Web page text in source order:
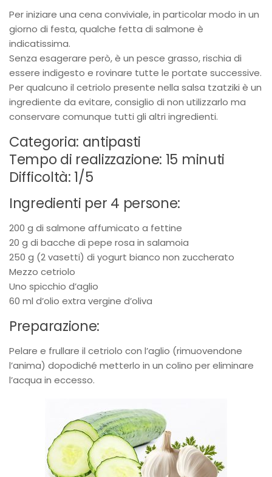
Per iniziare una cena conviviale, in particolar modo in un
giorno di festa, qualche fetta di salmone è
indicatissima.
Senza esagerare però, è un pesce grasso, rischia di
essere indigesto e rovinare tutte le portate successive.
Per qualcuno il cetriolo presente nella salsa tzatziki è un
ingrediente da evitare, consiglio di non utilizzarlo ma
conservare comunque tutti gli altri ingredienti.
Categoria: antipasti
Tempo di realizzazione: 15 minuti
Difficoltà: 1/5
Ingredienti per 4 persone:
200 g di salmone affumicato a fettine
20 g di bacche di pepe rosa in salamoia
250 g (2 vasetti) di yogurt bianco non zuccherato
Mezzo cetriolo
Uno spicchio d’aglio
60 ml d’olio extra vergine d’oliva
Preparazione:
Pelare e frullare il cetriolo con l’aglio (rimuovendone
l’anima) dopodiché metterlo in un colino per eliminare
l’acqua in eccesso.